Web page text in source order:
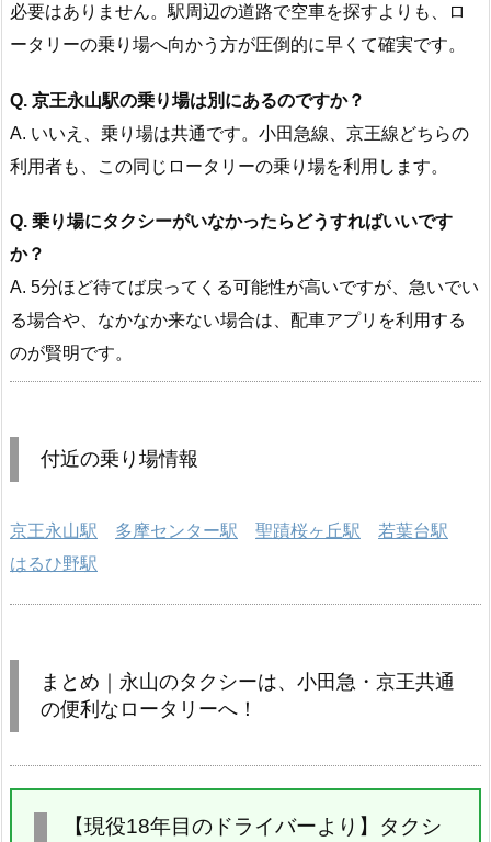
必要はありません。駅周辺の道路で空車を探すよりも、ロ
ータリーの乗り場へ向かう方が圧倒的に早くて確実です。
Q. 京王永山駅の乗り場は別にあるのですか？
A. いいえ、乗り場は共通です。小田急線、京王線どちらの
利用者も、この同じロータリーの乗り場を利用します。
Q. 乗り場にタクシーがいなかったらどうすればいいです
か？
A. 5分ほど待てば戻ってくる可能性が高いですが、急いでい
る場合や、なかなか来ない場合は、配車アプリを利用する
のが賢明です。
付近の乗り場情報
京王永山駅 多摩センター駅 聖蹟桜ヶ丘駅
若葉台駅
はるひ野駅
まとめ｜永山のタクシーは、小田急・京王共通
の便利なロータリーへ！
【現役18年目のドライバーより】タクシ